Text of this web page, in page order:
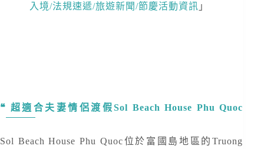
入境/法規速遞/旅遊新聞/節慶活動資訊 」
超適合夫妻情侶渡假Sol Beach House Phu Quoc
Sol Beach House Phu Quoc位於富國島地區的Truong